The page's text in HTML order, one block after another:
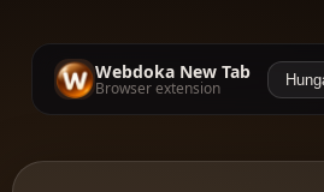
Webdoka New Tab
Browser extension